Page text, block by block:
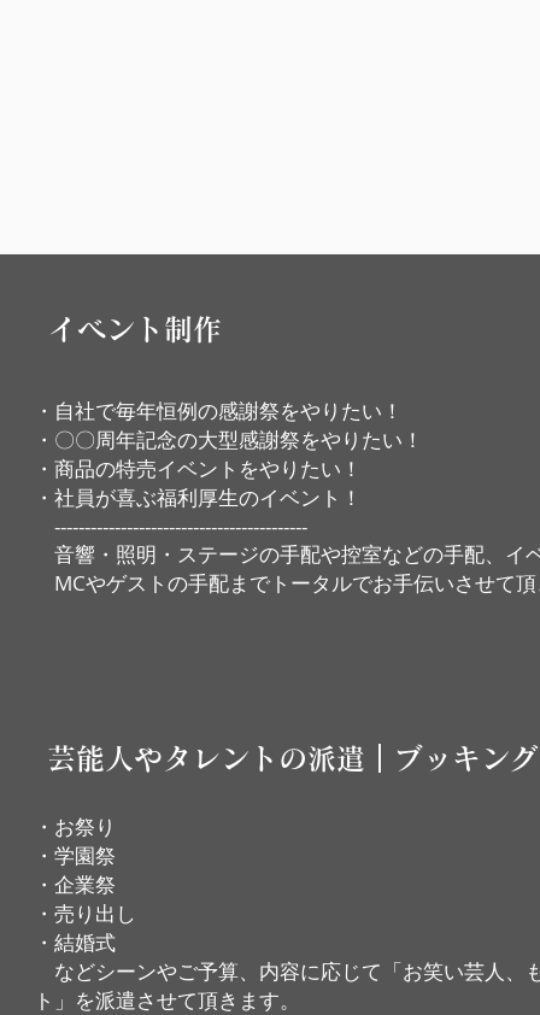
イベント制作
・自社で毎年恒例の感謝祭をやりたい！
・〇〇周年記念の大型感謝祭をやりたい！
・商品の特売イベントをやりたい！
・社員が喜ぶ福利厚生のイベント！
​ ------------------------------------------
音響・照明・ステージの手配や控室などの手配、 イ
MCやゲストの手配までトータルでお手伝いさせて
芸能人やタレントの派遣｜ブッキング
・お祭り
・学園祭
・企業祭
・売り出し
​・結婚式
などシーンやご予算、内容に応じて「お笑い芸人、
ト」を派遣させて頂きます。